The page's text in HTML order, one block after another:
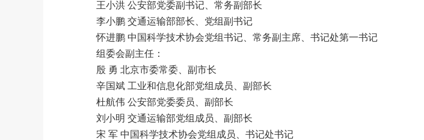
王小洪 公安部党委副书记、常务副部长
李小鹏 交通运输部部长、党组副书记
怀进鹏 中国科学技术协会党组书记、常务副主席、书记处第一书记
组委会副主任：
殷 勇 北京市委常委、副市长
辛国斌 工业和信息化部党组成员、副部长
杜航伟 公安部党委委员、副部长
刘小明 交通运输部党组成员、副部长
宋 军 中国科学技术协会党组成员、书记处书记